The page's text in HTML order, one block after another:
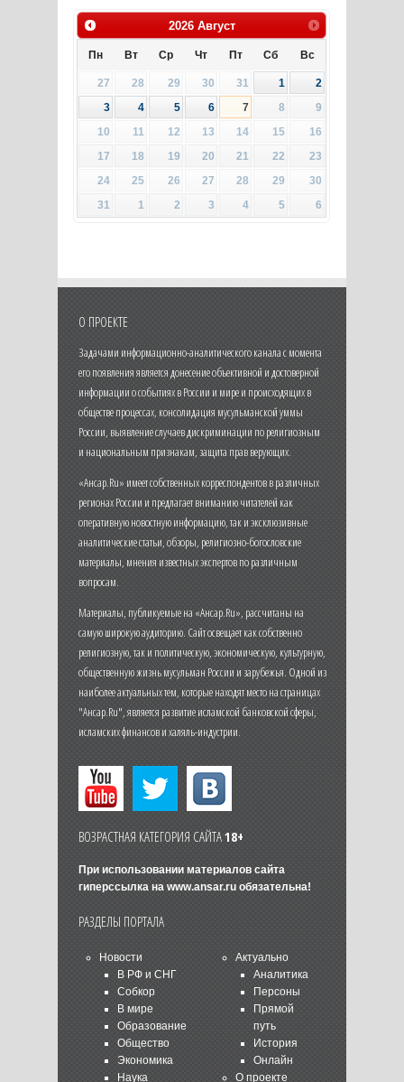
2026 Август
Пн Вт Ср Чт Пт Сб Вс
27 28 29 30 31 1
2
3
4 5 6 7 8
9
10
11 12 13 14 15
16
17
18 19 20 21 22
23
24
25 26 27 28 29
30
31
1 2 3 4 5 6
О ПРОЕКТЕ
Задачами информационно-аналитического канала с момента
его появления является донесение объективной и достоверной
информации о событиях в России и мире и происходящих в
обществе процессах, консолидация мусульманской уммы
России, выявление случаев дискриминации по религиозным
и национальным признакам, защита прав верующих.
«Ансар.Ru» имеет собственных корреспондентов в различных
регионах России и предлагает вниманию читателей как
оперативную новостную информацию, так и эксклюзивные
аналитические статьи, обзоры, религиозно-богословские
материалы, мнения известных экспертов по различным
вопросам.
Материалы, публикуемые на «Ансар.Ru», рассчитаны на
самую широкую аудиторию. Сайт освещает как собственно
религиозную, так и политическую, экономическую, культурную,
общественную жизнь мусульман России и зарубежья. Одной из
наиболее актуальных тем, которые находят место на страницах
"Ансар.Ru", является развитие исламской банковской сферы,
исламских финансов и халяль-индустрии.
ВОЗРАСТНАЯ КАТЕГОРИЯ САЙТА18+
При использовании материалов сайта
гиперссылка на www.ansar.ruобязательна!
РАЗДЕЛЫ ПОРТАЛА
Новости
В РФ и СНГ
Собкор
В мире
Образование
Общество
Экономика
Наука
Актуально
Аналитика
Персоны
Прямой
путь
История
Онлайн
О проекте